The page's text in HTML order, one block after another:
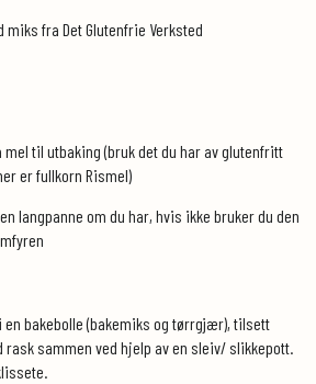
miks fra Det Glutenfrie Verksted
til utbaking (bruk det du har av glutenfritt
er fullkorn Rismel)
langpanne om du har, hvis ikke bruker du den
en bakebolle (bakemiks og tørrgjær), tilsett
rask sammen ved hjelp av en sleiv/ slikkepott.